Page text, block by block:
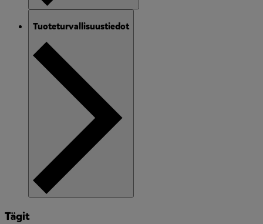
Tuoteturvallisuustiedot
Tägit